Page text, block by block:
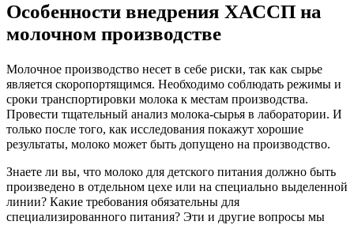
Особенности внедрения ХАССП на
молочном производстве
Молочное производство несет в себе риски, так как сырье
является скоропортящимся. Необходимо соблюдать режимы и
сроки транспортировки молока к местам производства.
Провести тщательный анализ молока-сырья в лаборатории. И
только после того, как исследования покажут хорошие
результаты, молоко может быть допущено на производство.
Знаете ли вы, что молоко для детского питания должно быть
произведено в отдельном цехе или на специально выделенной
линии? Какие требования обязательны для
специализированного питания? Эти и другие вопросы мы